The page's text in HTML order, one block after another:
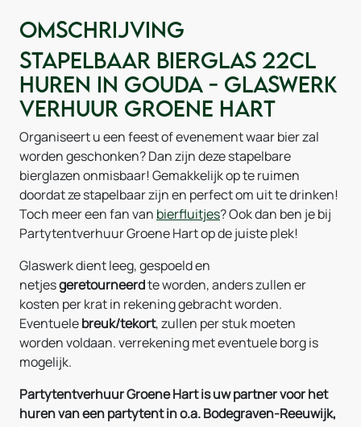
Omschrijving
Stapelbaar Bierglas 22cl
huren in Gouda - Glaswerk
verhuur Groene Hart
Organiseert u een feest of evenement waar bier zal
worden geschonken? Dan zijn deze stapelbare
bierglazen onmisbaar! Gemakkelijk op te ruimen
doordat ze stapelbaar zijn en perfect om uit te drinken!
Toch meer een fan van bierfluitjes? Ook dan ben je bij
Partytentverhuur Groene Hart op de juiste plek!
Glaswerk dient leeg, gespoeld en
netjesgeretourneerdte worden, anders zullen er
kosten per krat in rekening gebracht worden.
Eventuelebreuk/tekort, zullen per stuk moeten
worden voldaan. verrekening met eventuele borg is
mogelijk.
Partytentverhuur Groene Hart is uw partner voor het
huren van een partytent in o.a. Bodegraven-Reeuwijk,